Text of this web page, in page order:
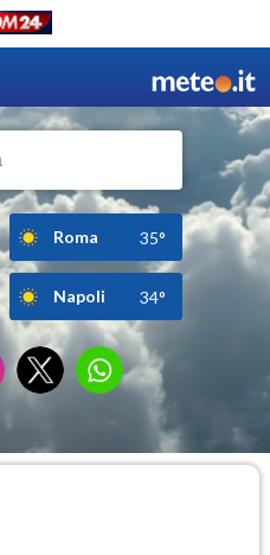
Roma 35°
Napoli 34°